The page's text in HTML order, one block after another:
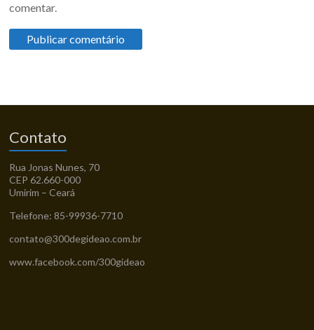
comentar.
Contato
Rua Jonas Nunes, 70
CEP 62.660-000
Umirim – Ceará
Telefone: 85-99936-7710
contato@300degideao.com.br
www.facebook.com/300gideao